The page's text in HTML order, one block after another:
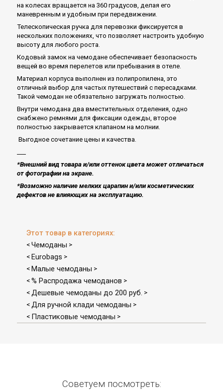
на колесах вращается на 360 градусов, делая его
маневренным и удобным при передвижении.
Телескопическая ручка для перевозки фиксируется в
нескольких положениях, что позволяет настроить удобную
высоту для любого роста.
Кодовый замок на чемодане обеспечивает безопасность
вещей во время перелетов или пребывания в отеле.
Материал корпуса выполнен из полипропилена, это
отличный выбор для частых путешествий с пересадками.
Такой чемодан не обязательно загружать полностью.
Внутри чемодана два вместительных отделения, одно
снабжено ремнями для фиксации одежды, второе
полностью закрывается клапаном на молнии.
Выгодное сочетание цены и качества.
*Внешний вид товара и/или оттенок цвета может отличаться
от фотографии на экране.
*Возможно наличие мелких царапин и/или косметических
дефектов не влияющих на эксплуатацию​.
Этот товар в категориях:
< Чемоданы >
< Eurobags >
< Малые чемоданы >
< % Распродажа чемоданов >
< Дешевые чемоданы до 200 руб. >
< Для ручной клади чемоданы >
< Пластиковые чемоданы >
Советуем посмотреть: